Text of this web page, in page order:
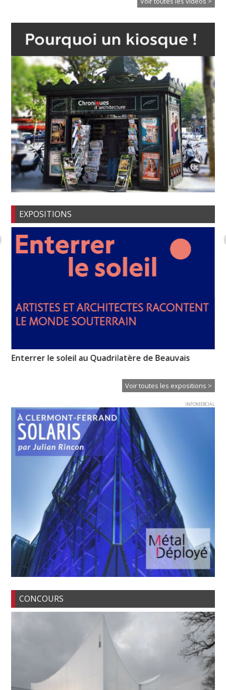
EXPOSITIONS
Enterrer le soleil au Quadrilatère de Beauvais
Voir toutes les expositions >
INFOMERCIAL
CONCOURS